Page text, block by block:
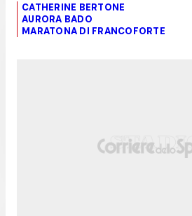
CATHERINE BERTONE
AURORA BADO
MARATONA DI FRANCOFORTE